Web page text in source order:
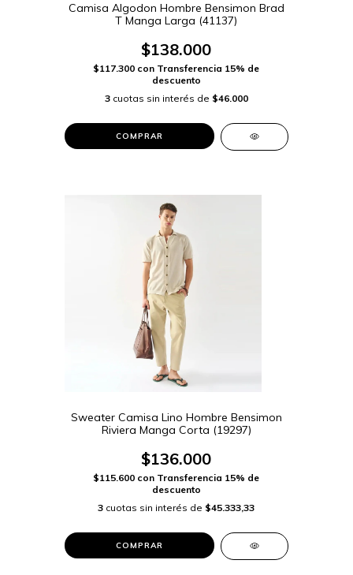
Camisa Algodon Hombre Bensimon Brad
T Manga Larga (41137)
$138.000
$117.300 con Transferencia 15% de
descuento
3 cuotas sin interés de $46.000
COMPRAR
Sweater Camisa Lino Hombre Bensimon
Riviera Manga Corta (19297)
$136.000
$115.600 con Transferencia 15% de
descuento
3 cuotas sin interés de $45.333,33
COMPRAR